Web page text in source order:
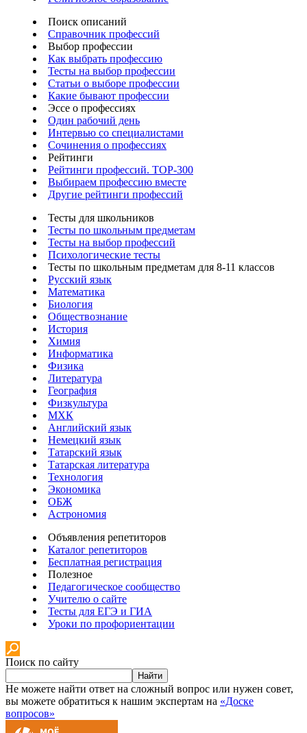
Поиск описаний
Справочник профессий
Выбор профессии
Как выбрать профессию
Тесты на выбор профессии
Статьи о выборе профессии
Какие бывают профессии
Эссе о профессиях
Один рабочий день
Интервью со специалистами
Сочинения о профессиях
Рейтинги
Рейтинги профессий. TOP-300
Выбираем профессию вместе
Другие рейтинги профессий
Тесты для школьников
Тесты по школьным предметам
Тесты на выбор профессий
Психологические тесты
Тесты по школьным предметам для 8-11 классов
Русский язык
Математика
Биология
Обществознание
История
Химия
Информатика
Физика
Литература
География
Физкультура
МХК
Английский язык
Немецкий язык
Татарский язык
Татарская литература
Технология
Экономика
ОБЖ
Астрономия
Объявления репетиторов
Каталог репетиторов
Бесплатная регистрация
Полезное
Педагогическое сообщество
Учителю о сайте
Тесты для ЕГЭ и ГИА
Уроки по профориентации
Поиск по сайту
Найти
Не можете найти ответ на сложный вопрос или нужен совет,
вы можете обратиться к нашим экспертам на «Доске
вопросов»